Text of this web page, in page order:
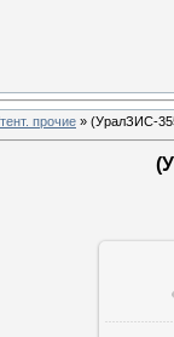
прочие » (УралЗИС-